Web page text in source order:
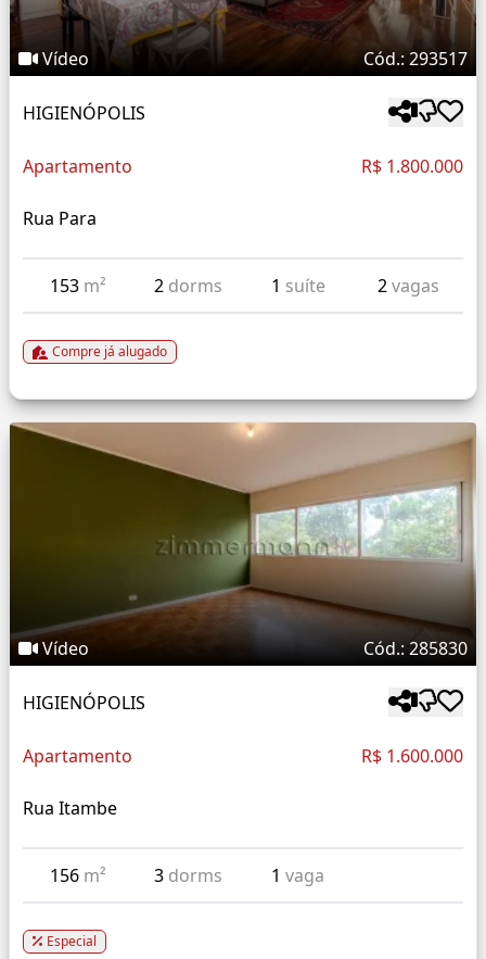
Vídeo Cód.: 293517
HIGIENÓPOLIS
Apartamento R$ 1.800.000
Rua Para
153 m² 2 dorms 1 suíte 2vagas
Compre já alugado
Vídeo Cód.: 285830
HIGIENÓPOLIS
Apartamento R$ 1.600.000
Rua Itambe
156 m² 3 dorms 1vaga
Especial